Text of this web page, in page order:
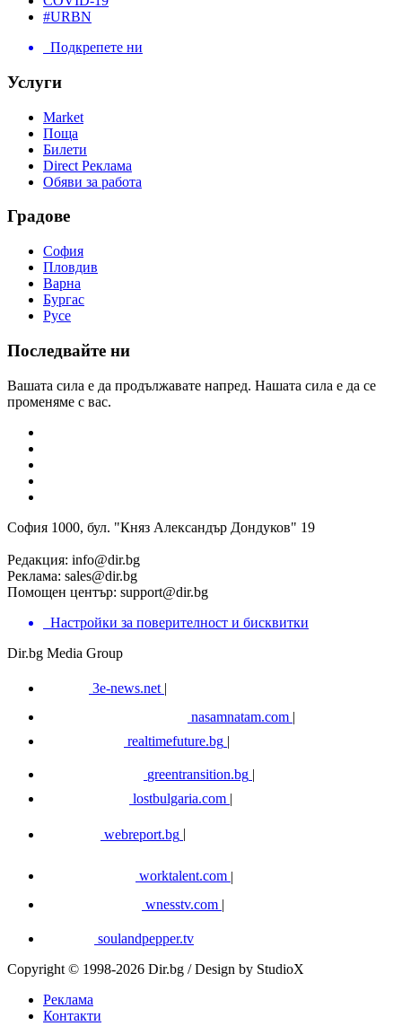
#URBN
Подкрепете ни
Услуги
Market
Поща
Билети
Direct Реклама
Обяви за работа
Градове
София
Пловдив
Варна
Бургас
Русе
Последвайте ни
Вашата сила е да продължавате напред. Нашата сила е да се
променяме с вас.
София 1000, бул. "Княз Александър Дондуков" 19
Редакция: info@dir.bg
Реклама: sales@dir.bg
Помощен център: support@dir.bg
Настройки за поверителност и бисквитки
Dir.bg Media Group
3e-news.net |
nasamnatam.com |
realtimefuture.bg |
greentransition.bg |
lostbulgaria.com |
webreport.bg
worktalent.com |
wnesstv.com |
soulandpepper.tv
Copyright © 1998-2026 Dir.bg / Design by StudioX
Реклама
Контакти